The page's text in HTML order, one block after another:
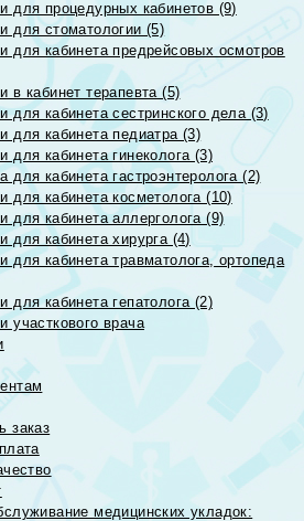
для процедурных кабинетов (9)
для стоматологии (5)
для кабинета предрейсовых осмотров
в кабинет терапевта (5)
для кабинета сестринского дела (3)
для кабинета педиатра (3)
для кабинета гинеколога (3)
для кабинета гастроэнтеролога (2)
для кабинета косметолога (10)
для кабинета аллерголога (9)
для кабинета хирурга (4)
для кабинета травматолога, ортопеда
для кабинета гепатолога (2)
участкового врача
заказ
медицинских укладок: